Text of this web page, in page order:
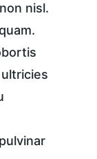
nisl.